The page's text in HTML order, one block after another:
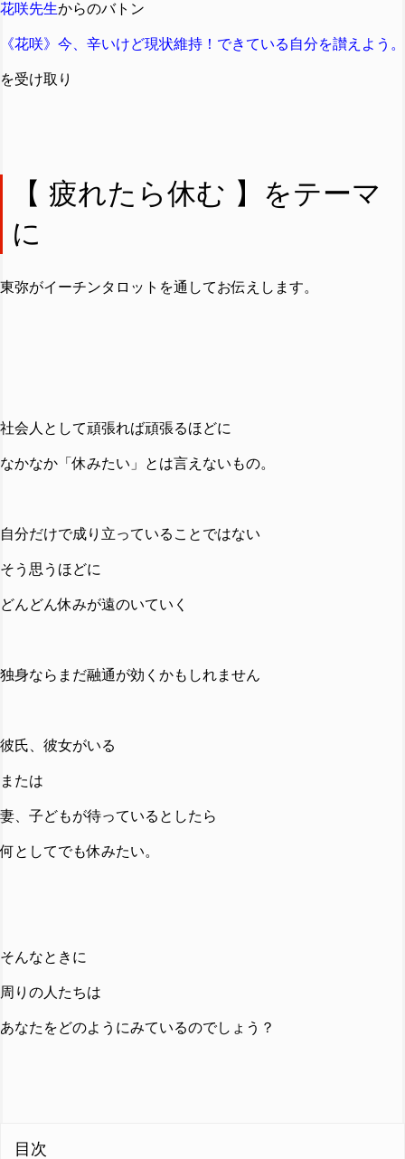
花咲先生からのバトン
《花咲》今、辛いけど現状維持！できている自分を讃えよう。
を受け取り
【 疲れたら休む 】をテーマ
に
東弥がイーチンタロットを通してお伝えします。
社会人として頑張れば頑張るほどに
なかなか「休みたい」とは言えないもの。
自分だけで成り立っていることではない
そう思うほどに
どんどん休みが遠のいていく
独身ならまだ融通が効くかもしれません
彼氏、彼女がいる
または
妻、子どもが待っているとしたら
何としてでも休みたい。
そんなときに
周りの人たちは
あなたをどのようにみているのでしょう？
目次